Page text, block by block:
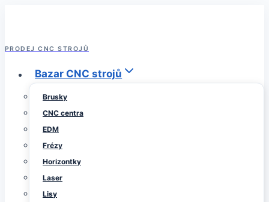
obsah
PRODEJ CNC STROJŮ
Bazar CNC strojů
Brusky
CNC centra
EDM
Frézy
Horizontky
Laser
Lisy